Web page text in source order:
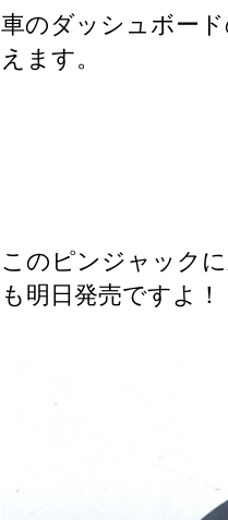
車のダッシュボー
えます。
このピンジャック
も明日発売ですよ！